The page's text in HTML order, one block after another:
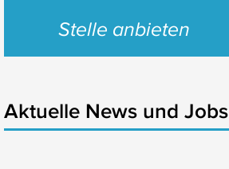
Stelle anbieten
Aktuelle News und Jobs